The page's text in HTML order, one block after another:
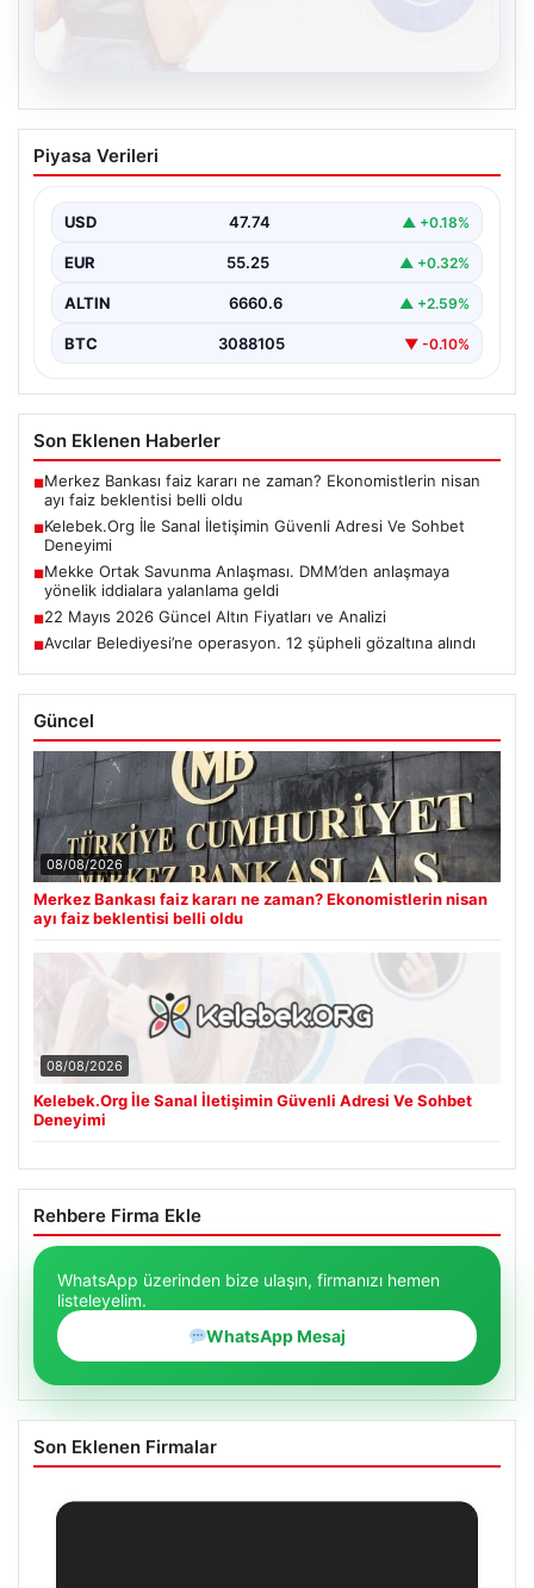
08.08.2026
Kelebek.Org İle Sanal İletişimin Güvenli
Adresi Ve Sohbet Deneyimi
kurması kritik bir değer ifade etmektedir. Halen…
Piyasa Verileri
USD 47.74 ▲ +0.18%
EUR 55.25 ▲ +0.32%
ALTIN 6660.6 ▲ +2.59%
BTC 3088105 ▼ -0.10%
Son Eklenen Haberler
■Merkez Bankası faiz kararı ne zaman? Ekonomistlerin nisan
ayı faiz beklentisi belli oldu
■Kelebek.Org İle Sanal İletişimin Güvenli Adresi Ve Sohbet
Deneyimi
■Mekke Ortak Savunma Anlaşması. DMM’den anlaşmaya
yönelik iddialara yalanlama geldi
■22 Mayıs 2026 Güncel Altın Fiyatları ve Analizi
■Avcılar Belediyesi’ne operasyon. 12 şüpheli gözaltına alındı
Güncel
08/08/2026
Merkez Bankası faiz kararı ne zaman? Ekonomistlerin nisan
ayı faiz beklentisi belli oldu
08/08/2026
Kelebek.Org İle Sanal İletişimin Güvenli Adresi Ve Sohbet
Deneyimi
Rehbere Firma Ekle
WhatsApp üzerinden bize ulaşın, firmanızı hemen
listeleyelim.
WhatsApp Mesaj
Son Eklenen Firmalar